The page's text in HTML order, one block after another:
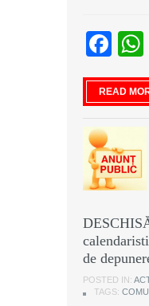
READ
de
POSTED IN:
TAGS: